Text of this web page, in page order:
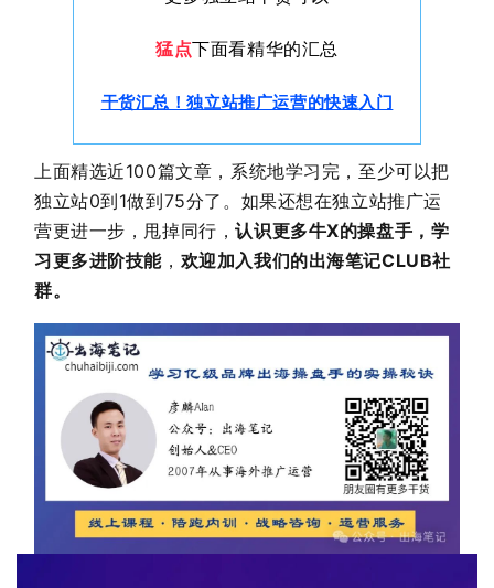
猛点下面看精华的汇总
干货汇总！独立站推广运营的快速入门
上面精选近100篇文章，系统地学习完，至少可以把
独立站0到1做到75分了。如果还想在独立站推广运
营更进一步，甩掉同行，认识更多牛X的操盘手， 学
习更多进阶技能 ， 欢迎加入我们的出海笔记CLUB社
群。